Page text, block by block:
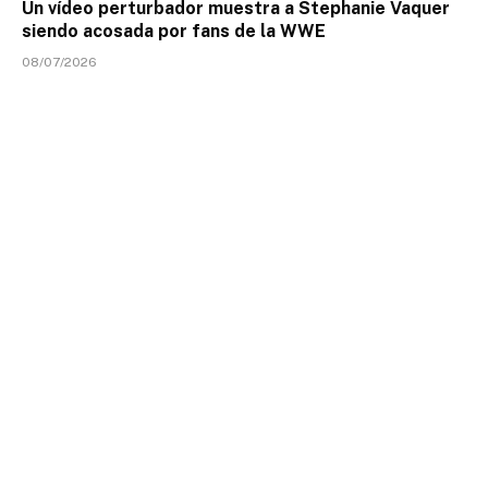
Un vídeo perturbador muestra a Stephanie Vaquer
siendo acosada por fans de la WWE
08/07/2026